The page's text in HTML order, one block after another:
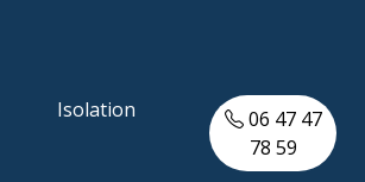
Isolation
06 47 47
78 59